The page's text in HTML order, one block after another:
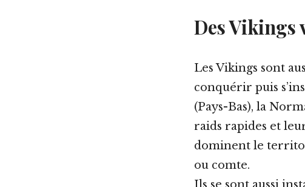
Des Vikings
Les Vikings sont
conquérir puis
(Pays-Bas), la
raids rapides et
dominent le
ou comte.